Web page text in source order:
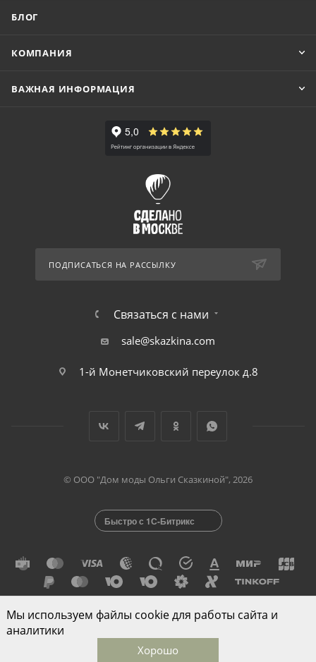
БЛОГ
КОМПАНИЯ
ВАЖНАЯ ИНФОРМАЦИЯ
ПОДПИСАТЬСЯ НА РАССЫЛКУ
Связаться с нами
sale@skazkina.com
1-й Монетчиковский переулок д.8
© ООО "Дом моды Ольги Сказкиной", 2026
Быстро с 1С-Битрикс
Разработано в
Корзина
Мы используем файлы cookie для работы сайта и
аналитики
Хорошо